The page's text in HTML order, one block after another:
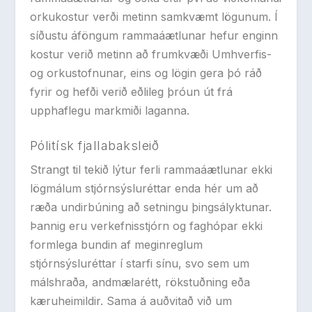
orkukostur verði metinn samkvæmt lögunum. Í
síðustu áföngum rammaáætlunar hefur enginn
kostur verið metinn að frumkvæði Umhverfis-
og orkustofnunar, eins og lögin gera þó ráð
fyrir og hefði verið eðlileg þróun út frá
upphaflegu markmiði laganna.
Pólitísk fjallabaksleið
Strangt til tekið lýtur ferli rammaáætlunar ekki
lögmálum stjórnsýsluréttar enda hér um að
ræða undirbúning að setningu þingsályktunar.
Þannig eru verkefnisstjórn og faghópar ekki
formlega bundin af meginreglum
stjórnsýsluréttar í starfi sínu, svo sem um
málshraða, andmælarétt, rökstuðning eða
kæruheimildir. Sama á auðvitað við um